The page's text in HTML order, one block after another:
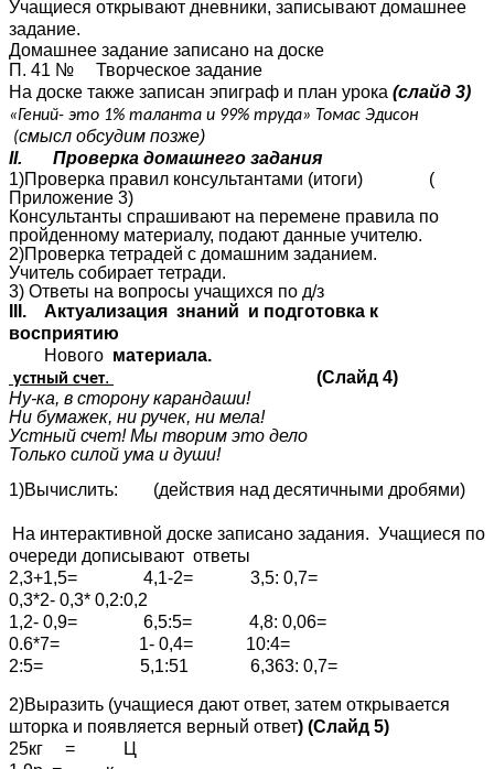
Учащиеся открывают дневники, записывают домашнее
задание.
Домашнее задание записано на доске
П. 41 № Творческое задание
На доске также записан эпиграф и план урока (слайд 3)
«Гений- это 1% таланта и 99% труда» Томас Эдисон
(смысл обсудим позже)
II. Проверка домашнего задания
1)Проверка правил консультантами (итоги) (
Приложение 3)
Консультанты спрашивают на перемене правила по
пройденному материалу, подают данные учителю.
2)Проверка тетрадей с домашним заданием.
Учитель собирает тетради.
3) Ответы на вопросы учащихся по д/з
III. Актуализация знаний и подготовка к
восприятию
Нового материала.
устный счет.
(Слайд 4)
Ну-ка, в сторону карандаши!
Ни бумажек, ни ручек, ни мела!
Устный счет! Мы творим это дело
Только силой ума и души!
1)Вычислить: (действия над десятичными дробями)
На интерактивной доске записано задания. Учащиеся по
очереди дописывают ответы
2,3+1,5= 4,1-2= 3,5: 0,7=
0,3*2- 0,3* 0,2:0,2
1,2- 0,9= 6,5:5= 4,8: 0,06=
0.6*7= 1- 0,4= 10:4=
2:5= 5,1:51 6,363: 0,7=
2)Выразить (учащиеся дают ответ, затем открывается
шторка и появляется верный ответ) (Слайд 5)
25кг = Ц